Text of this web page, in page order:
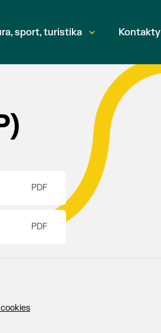
sport, turistika Kontakty